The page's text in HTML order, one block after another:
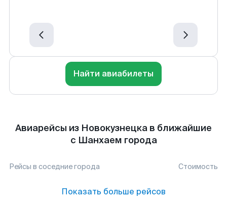
Найти авиабилеты
Авиарейсы из Новокузнецка в ближайшие
с Шанхаем города
Рейсы в соседние города Стоимость
Показать больше рейсов